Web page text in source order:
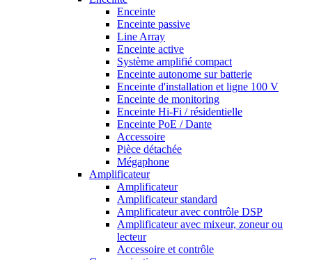
Enceinte
Enceinte passive
Line Array
Enceinte active
Système amplifié compact
Enceinte autonome sur batterie
Enceinte d'installation et ligne 100 V
Enceinte de monitoring
Enceinte Hi-Fi / résidentielle
Enceinte PoE / Dante
Accessoire
Pièce détachée
Mégaphone
Amplificateur
Amplificateur
Amplificateur standard
Amplificateur avec contrôle DSP
Amplificateur avec mixeur, zoneur ou
lecteur
Accessoire et contrôle